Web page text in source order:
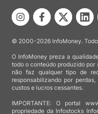
© 2000-2026 InfoMoney.
O InfoMoney preza a
todo o conteúdo produzido por
não faz qualquer tipo de
responsabilizando por
custos e lucros cessantes.
IMPORTANTE: O portal
propriedade da Infostocks